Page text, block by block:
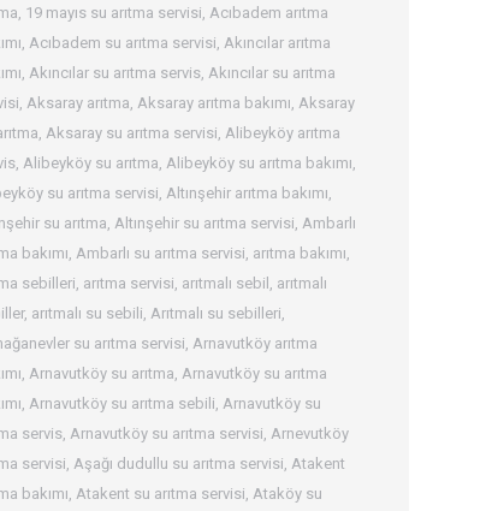
, 19 mayıs su arıtma servisi, Acıbadem arıtma
, Acıbadem su arıtma servisi, Akıncılar arıtma
, Akıncılar su arıtma servis, Akıncılar su arıtma
, Aksaray arıtma, Aksaray arıtma bakımı, Aksaray
, Aksaray su arıtma servisi, Alibeyköy arıtma
, Alibeyköy su arıtma, Alibeyköy su arıtma bakımı,
su arıtma servisi, Altınşehir arıtma bakımı,
su arıtma, Altınşehir su arıtma servisi, Ambarlı
bakımı, Ambarlı su arıtma servisi, arıtma bakımı,
sebilleri, arıtma servisi, arıtmalı sebil , arıtmalı
, arıtmalı su sebili, Arıtmalı su sebilleri,
su arıtma servisi, Arnavutköy arıtma
, Arnavutköy su arıtma, Arnavutköy su arıtma
, Arnavutköy su arıtma sebili, Arnavutköy su
servis, Arnavutköy su arıtma servisi, Arnevutköy
servisi, Aşağı dudullu su arıtma servisi, Atakent
bakımı, Atakent su arıtma servisi, Ataköy su